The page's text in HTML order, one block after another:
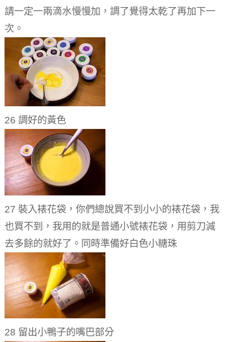
請一定一兩滴水慢慢加，調了覺得太乾了再加下一
次。
26 調好的黃色
27 裝入裱花袋，你們總說買不到小小的裱花袋，我
也買不到，我用的就是普通小號裱花袋，用剪刀減
去多餘的就好了。同時準備好白色小糖珠
28 留出小鴨子的嘴巴部分